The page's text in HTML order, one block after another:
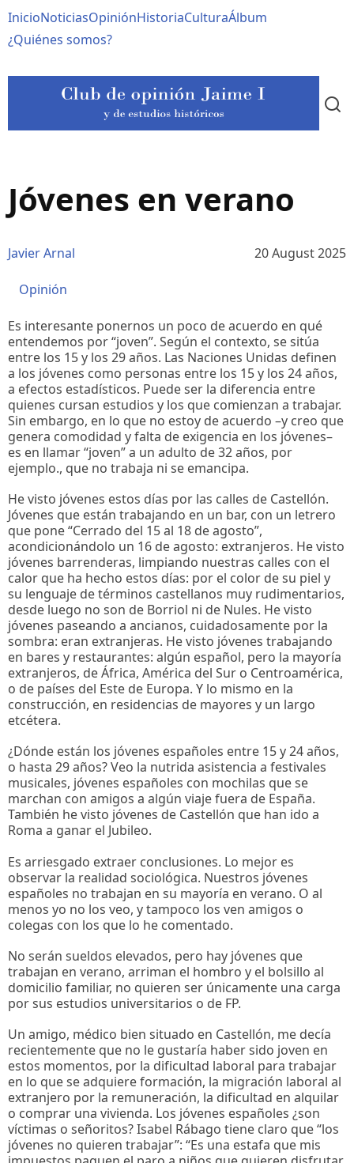
al
contenido
Navegación
principal
InicioNoticiasOpiniónHistoriaCulturaÁlbum
¿Quiénes somos?
Jóvenes en verano
Javier Arnal 20 August 2025
Opinión
Es interesante ponernos un poco de acuerdo en qué
entendemos por “joven”. Según el contexto, se sitúa
entre los 15 y los 29 años. Las Naciones Unidas definen
a los jóvenes como personas entre los 15 y los 24 años,
a efectos estadísticos. Puede ser la diferencia entre
quienes cursan estudios y los que comienzan a trabajar.
Sin embargo, en lo que no estoy de acuerdo –y creo que
genera comodidad y falta de exigencia en los jóvenes–
es en llamar “joven” a un adulto de 32 años, por
ejemplo., que no trabaja ni se emancipa.
He visto jóvenes estos días por las calles de Castellón.
Jóvenes que están trabajando en un bar, con un letrero
que pone “Cerrado del 15 al 18 de agosto”,
acondicionándolo un 16 de agosto: extranjeros. He visto
jóvenes barrenderas, limpiando nuestras calles con el
calor que ha hecho estos días: por el color de su piel y
su lenguaje de términos castellanos muy rudimentarios,
desde luego no son de Borriol ni de Nules. He visto
jóvenes paseando a ancianos, cuidadosamente por la
sombra: eran extranjeras. He visto jóvenes trabajando
en bares y restaurantes: algún español, pero la mayoría
extranjeros, de África, América del Sur o Centroamérica,
o de países del Este de Europa. Y lo mismo en la
construcción, en residencias de mayores y un largo
etcétera.
¿Dónde están los jóvenes españoles entre 15 y 24 años,
o hasta 29 años? Veo la nutrida asistencia a festivales
musicales, jóvenes españoles con mochilas que se
marchan con amigos a algún viaje fuera de España.
También he visto jóvenes de Castellón que han ido a
Roma a ganar el Jubileo.
Es arriesgado extraer conclusiones. Lo mejor es
observar la realidad sociológica. Nuestros jóvenes
españoles no trabajan en su mayoría en verano. O al
menos yo no los veo, y tampoco los ven amigos o
colegas con los que lo he comentado.
No serán sueldos elevados, pero hay jóvenes que
trabajan en verano, arriman el hombro y el bolsillo al
domicilio familiar, no quieren ser únicamente una carga
por sus estudios universitarios o de FP.
Un amigo, médico bien situado en Castellón, me decía
recientemente que no le gustaría haber sido joven en
estos momentos, por la dificultad laboral para trabajar
en lo que se adquiere formación, la migración laboral al
extranjero por la remuneración, la dificultad en alquilar
o comprar una vivienda. Los jóvenes españoles ¿son
víctimas o señoritos? Isabel Rábago tiene claro que “los
jóvenes no quieren trabajar”: “Es una estafa que mis